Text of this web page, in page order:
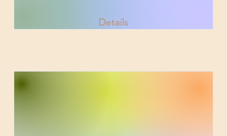
Details